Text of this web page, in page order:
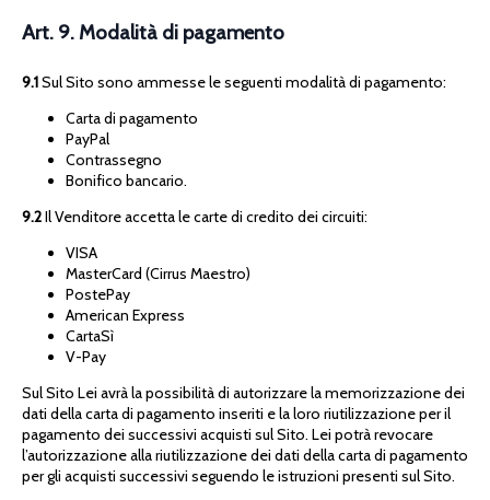
Art. 9. Modalità di pagamento
9.1Sul Sito sono ammesse le seguenti modalità di pagamento:
Carta di pagamento
PayPal
Contrassegno
Bonifico bancario.
9.2Il Venditore accetta le carte di credito dei circuiti:
VISA
MasterCard (Cirrus Maestro)
PostePay
American Express
CartaSì
V-Pay
Sul Sito Lei avrà la possibilità di autorizzare la memorizzazione dei
dati della carta di pagamento inseriti e la loro riutilizzazione per il
pagamento dei successivi acquisti sul Sito. Lei potrà revocare
l’autorizzazione alla riutilizzazione dei dati della carta di pagamento
per gli acquisti successivi seguendo le istruzioni presenti sul Sito.